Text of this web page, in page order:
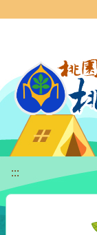
:::